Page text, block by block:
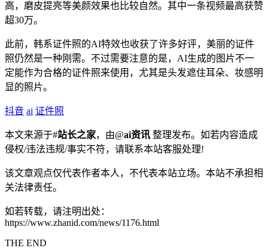
高，磨皮提亮等美颜效果也比较自然。其中一条视频最高获赞
超30万。
此前，韩系证件照的AI特效也收获了许多好评，美丽的证件
照仍然是一种刚需。不过需要注意的是，AI生成的图片不一
定能作为合格的证件照来使用，尤其是头发遮住耳朵、妆感明
显的照片。
抖音 ai 证件照
本文来源于#站长之家，由@ai资讯 整理发布。如若内容造成
侵权/违法违规/事实不符，请联系本站客服处理!
该文章观点仅代表作者本人，不代表本站立场。本站不承担相
关法律责任。
如若转载，请注明出处：
https://www.zhanid.com/news/1176.html
THE END